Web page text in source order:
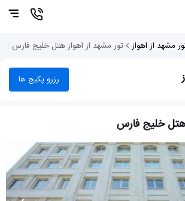
مشهد از اهواز تور مشهد از اهواز هتل خلیج فارس
رزرو پکیج ها
هتل خلیج فارس